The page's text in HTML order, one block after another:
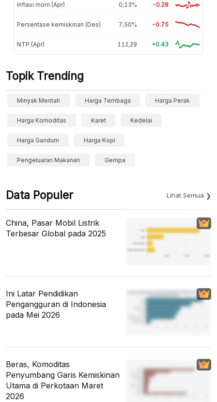
Inflasi mom (Apr) 0,13% -0.28
Persentase kemiskinan (Des) 7,50% -0.75
NTP (Apr) 112,29 +0.43
Topik Trending
Minyak Mentah Harga Tembaga Harga Perak
Harga Komoditas Karet Kedelai
Harga Gandum Harga Kopi
Pengeluaran Makanan Gempa
Data Populer Lihat Semua
China, Pasar Mobil Listrik
Terbesar Global pada 2025
Ini Latar Pendidikan
Pengangguran di Indonesia
pada Mei 2026
Beras, Komoditas
Penyumbang Garis Kemiskinan
Utama di Perkotaan Maret
2026